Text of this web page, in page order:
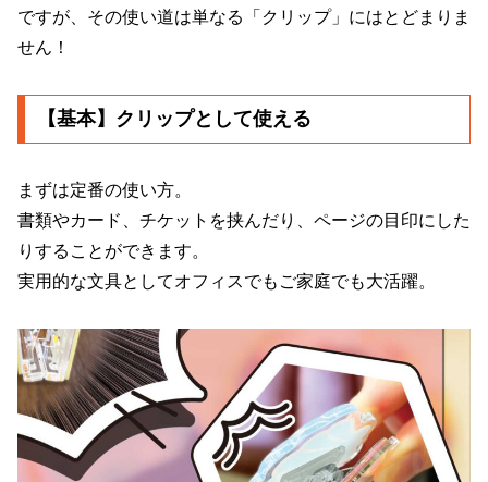
ですが、その使い道は単なる「クリップ」にはとどまりま
せん！
【基本】クリップとして使える
まずは定番の使い方。
書類やカード、チケットを挟んだり、ページの目印にした
りすることができます。
実用的な文具としてオフィスでもご家庭でも大活躍。